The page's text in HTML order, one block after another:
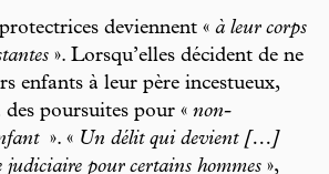
deviennent « à leur corps
». Lorsqu’elles décident de ne
enfants à leur père incestueux,
des poursuites pour « non-
». « Un délit qui devient […]
judiciaire pour certains hommes »,